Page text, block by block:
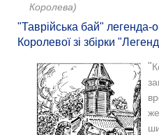
Королева)
"Таврійська бай" легенда-
Королевої зі збірки
"